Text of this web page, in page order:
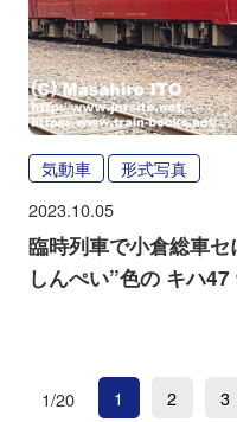
気動車 形式写真
2023.10.05
臨時列車で小倉総車セ
しんぺい”色の キハ
1/20 1 2 3